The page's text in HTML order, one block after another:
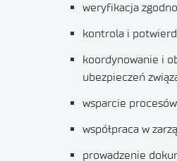
weryfikacja
kontrola i
koordynowanie i
ubezpieczeń
wsparcie
współpraca w
prowadzenie